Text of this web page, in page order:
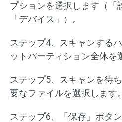
プションを選択します（「
「デバイス」）。
ステップ4、スキャンする
ットパーティション全体を
ステップ5、スキャンを待
要なファイルを選択します。
ステップ6、「保存」ボタ